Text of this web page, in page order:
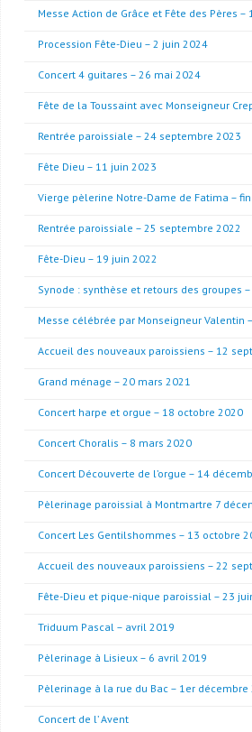
Messe Action de Grâce et Fête des Pères –
Procession Fête-Dieu – 2 juin 2024
Concert 4 guitares – 26 mai 2024
Fête de la Toussaint avec Monseigneur
Rentrée paroissiale – 24 septembre 2023
Fête Dieu – 11 juin 2023
Vierge pèlerine Notre-Dame de Fatima –
Rentrée paroissiale – 25 septembre 2022
Fête-Dieu – 19 juin 2022
Synode : synthèse et retours des groupes
Messe célébrée par Monseigneur Valentin
Accueil des nouveaux paroissiens – 12
Grand ménage – 20 mars 2021
Concert harpe et orgue – 18 octobre 2020
Concert Choralis – 8 mars 2020
Concert Découverte de l’orgue – 14
Pèlerinage paroissial à Montmartre 7
Concert Les Gentilshommes – 13 octobre
Accueil des nouveaux paroissiens – 22
Fête-Dieu et pique-nique paroissial – 23
Triduum Pascal – avril 2019
Pèlerinage à Lisieux – 6 avril 2019
Pèlerinage à la rue du Bac – 1er décembre
Concert de l’ Avent